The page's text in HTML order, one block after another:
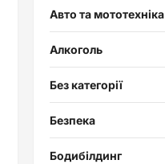
Авто та мототехніка
Алкоголь
Без категорії
Безпека
Бодибілдинг